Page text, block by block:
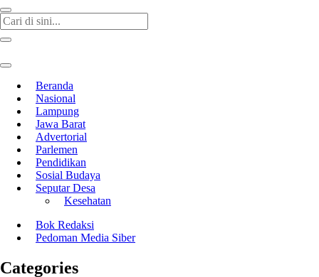
Beranda
Nasional
Lampung
Jawa Barat
Advertorial
Parlemen
Pendidikan
Sosial Budaya
Seputar Desa
Kesehatan
Bok Redaksi
Pedoman Media Siber
Categories